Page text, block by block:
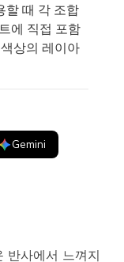
때 각 조합
에 직접 포함
상의 레이아
Gemini
반사에서 느껴지